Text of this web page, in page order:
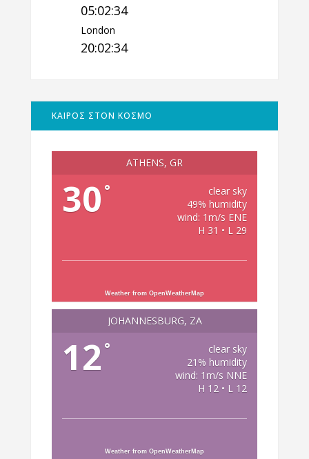
05:02:35
London
20:02:35
ΚΑΙΡΟΣ ΣΤΟΝ ΚΟΣΜΟ
ATHENS, GR
30 °
clear sky
49% humidity
wind: 1m/s ENE
H 31 • L 29
Weather from OpenWeatherMap
JOHANNESBURG, ZA
12 °
clear sky
21% humidity
wind: 1m/s NNE
H 12 • L 12
Weather from OpenWeatherMap